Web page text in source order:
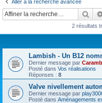
Aller à la recherche avancée
2 résultats
Lambish - Un B12
Dernier message par
Posté dans Vos réalisations
Réponses : 8
Valve nivellement
Dernier message par
Posté dans Aménagements